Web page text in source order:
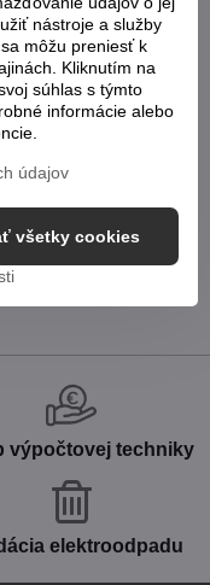
výpočtovej techniky
elektroodpadu
nástroje a služby
môžu preniesť k
Kliknutím na
súhlas s týmto
informácie alebo
údajov
všetky cookies